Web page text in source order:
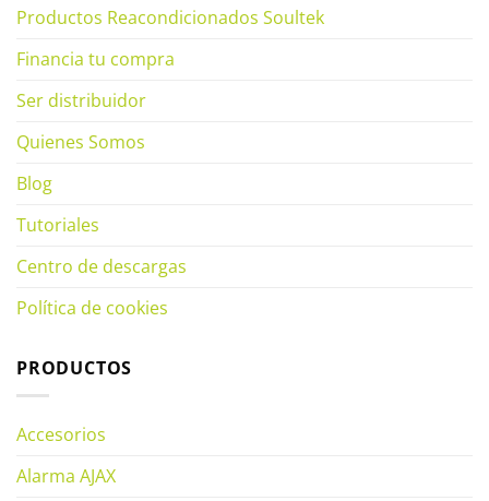
Productos Reacondicionados Soultek
Financia tu compra
Ser distribuidor
Quienes Somos
Blog
Tutoriales
Centro de descargas
Política de cookies
PRODUCTOS
Accesorios
Alarma AJAX